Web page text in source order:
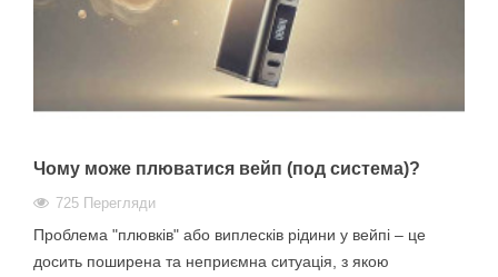
Чому може плюватися вейп (под система)?
725 Перегляди
Проблема "плювків" або виплесків рідини у вейпі – це
досить поширена та неприємна ситуація, з якою